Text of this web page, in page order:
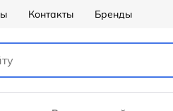
Контакты Бренды